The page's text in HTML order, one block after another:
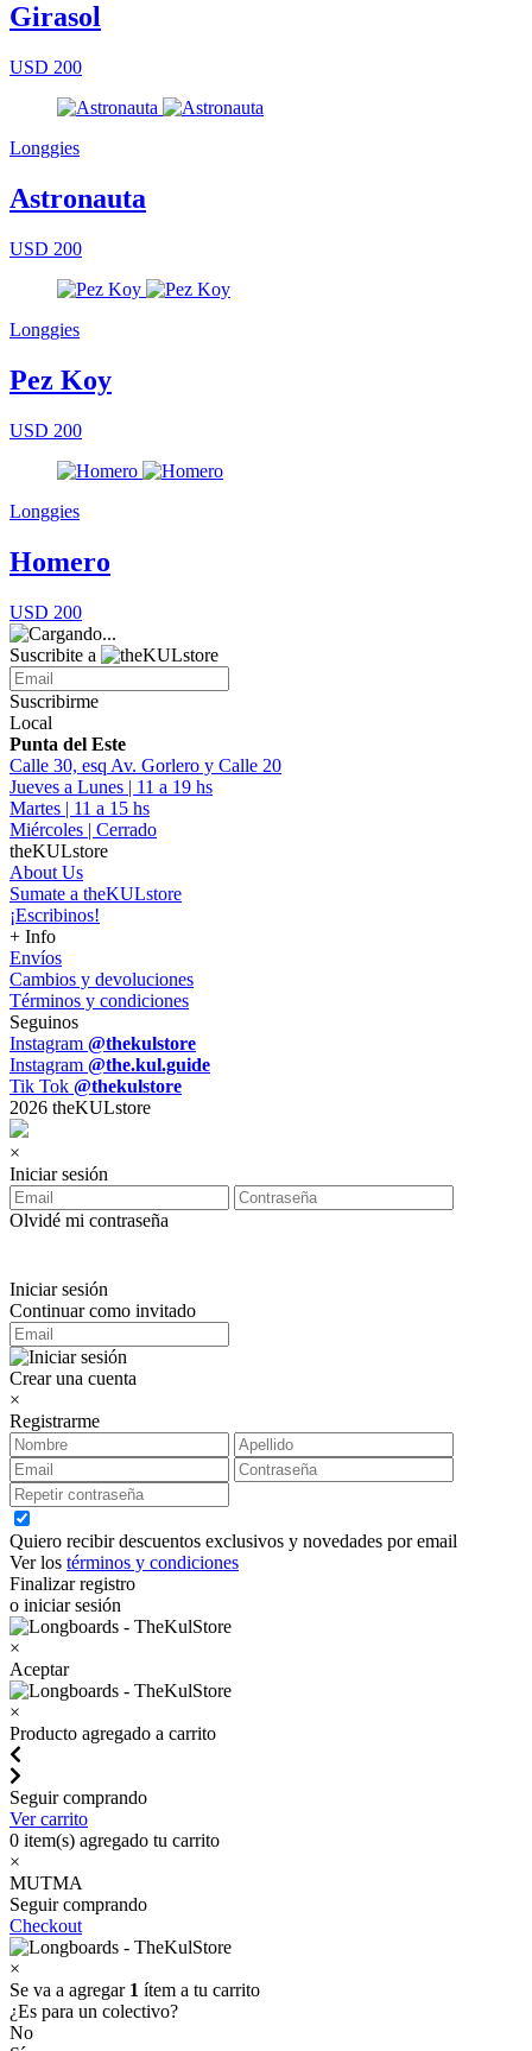
Girasol
USD 200
Longgies
Astronauta
USD 200
Longgies
Pez Koy
USD 200
Longgies
Homero
USD 200
Suscribite a
Suscribirme
Local
Punta del Este
Calle 30, esq Av. Gorlero y Calle 20
Jueves a Lunes | 11 a 19 hs
Martes | 11 a 15 hs
Miércoles | Cerrado
theKULstore
About Us
Sumate a theKULstore
¡Escribinos!
+ Info
Envíos
Cambios y devoluciones
Términos y condiciones
Seguinos
Instagram @thekulstore
Instagram @the.kul.guide
Tik Tok @thekulstore
2026 theKULstore
×
Iniciar sesión
Olvidé mi contraseña
Iniciar sesión
Continuar como invitado
Crear una cuenta
×
Registrarme
Quiero recibir descuentos exclusivos y novedades por email
Ver los términos y condiciones
Finalizar registro
o iniciar sesión
×
Aceptar
×
Producto agregado a carrito
Seguir comprando
Ver carrito
0 item(s) agregado tu carrito
×
MUTMA
Seguir comprando
Checkout
×
Se va a agregar 1 ítem a tu carrito
¿Es para un colectivo?
No